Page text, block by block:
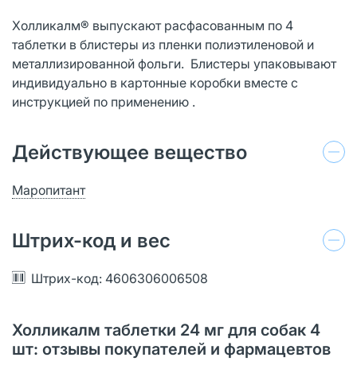
Холликалм® выпускают расфасованным по 4
таблетки в блистеры из пленки полиэтиленовой и
металлизированной фольги. Блистеры упаковывают
индивидуально в картонные коробки вместе с
инструкцией по применению .
Действующее вещество
Маропитант
Штрих-код и вес
Штрих-код: 4606306006508
Холликалм таблетки 24 мг для собак 4
шт: отзывы покупателей и фармацевтов